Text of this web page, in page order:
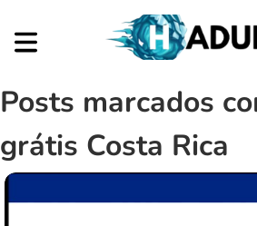
Posts marcados
grátis Costa Rica